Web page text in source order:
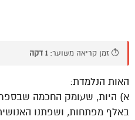
⏱️ זמן קריאה משוער: 1 דקה
האות הנלמדת:
א) היות, שעומק החכמה שבספר
באלף מפתחות, ושפתנו